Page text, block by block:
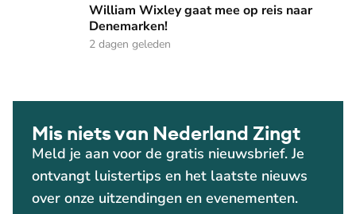
William Wixley gaat mee op reis naar Denemarken!
William Wixley gaat mee op reis naar
Denemarken!
2 dagen geleden
Mis niets van Nederland Zingt
Meld je aan voor de gratis nieuwsbrief. Je
ontvangt luistertips en het laatste nieuws
over onze uitzendingen en evenementen.